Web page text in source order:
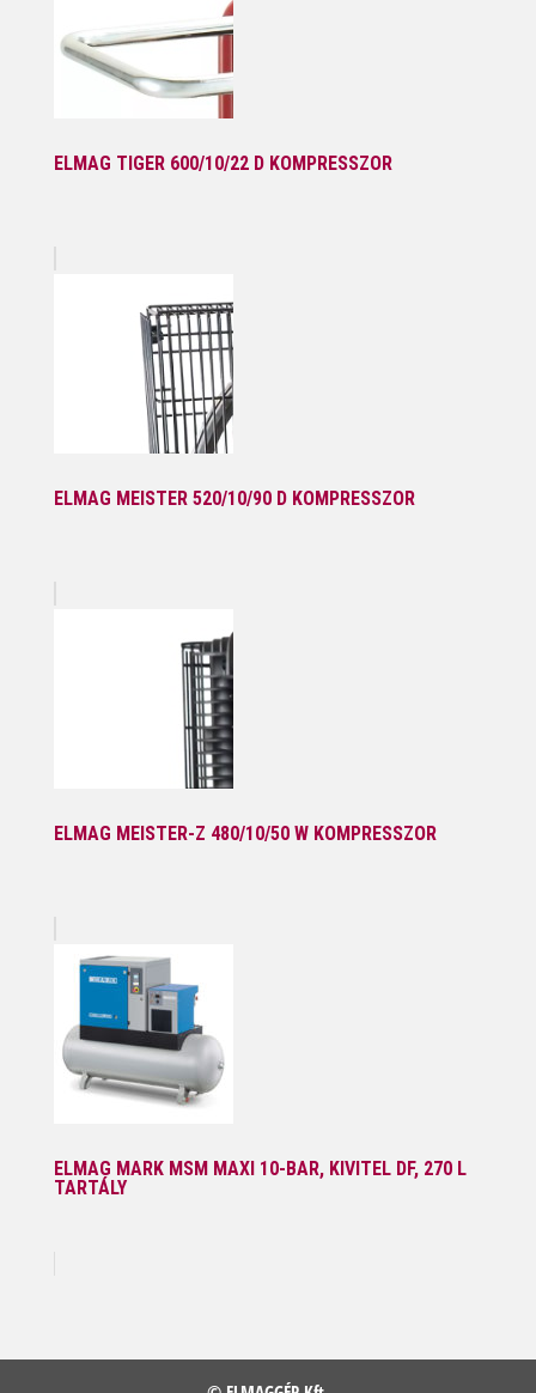
ELMAG TIGER 600/10/22 D KOMPRESSZOR
ELMAG MEISTER 520/10/90 D KOMPRESSZOR
ELMAG MEISTER-Z 480/10/50 W KOMPRESSZOR
ELMAG MARK MSM MAXI 10-BAR, KIVITEL DF, 270 L
TARTÁLY